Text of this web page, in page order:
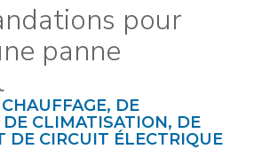
pour
panne
DE
CLIMATISATION, DE
DE CIRCUIT ÉLECTRIQUE